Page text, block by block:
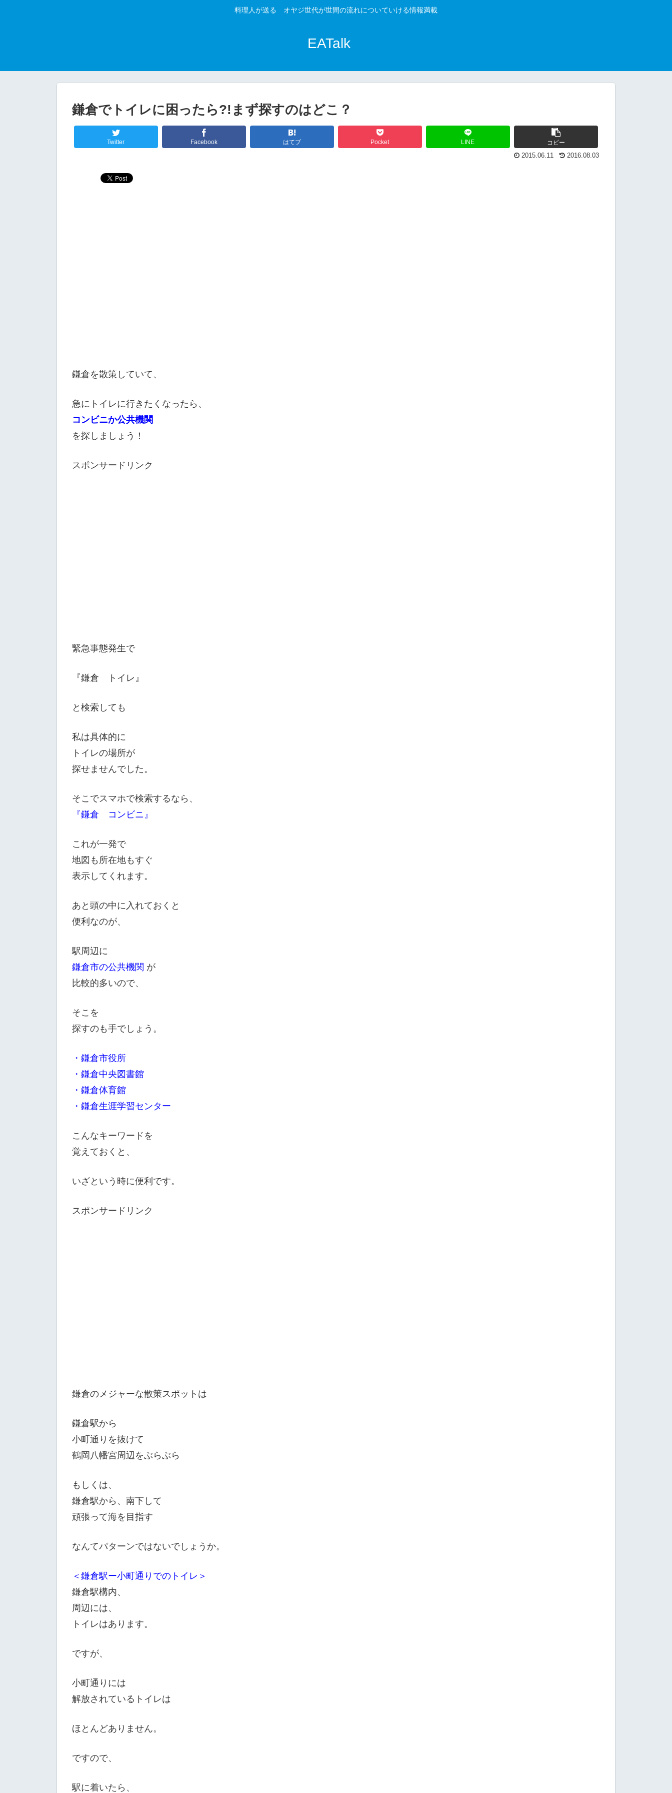
料理人が送る オヤジ世代が世間の流れについていける情報満載
EATalk
鎌倉でトイレに困ったら?!まず探すのはどこ？
Twitter Facebook はてブ Pocket LINE
コピー
2016.08.03
2015.06.11
鎌倉を散策していて、
急にトイレに行きたくなったら、
コンビニか公共機関
を探しましょう！
スポンサードリンク
緊急事態発生で
『鎌倉 トイレ』
と検索しても
私は具体的に
トイレの場所が
探せませんでした。
そこでスマホで検索するなら、
『鎌倉 コンビニ』
これが一発で
地図も所在地もすぐ
表示してくれます。
あと頭の中に入れておくと
便利なのが、
駅周辺に
鎌倉市の公共機関 が
比較的多いので、
そこを
探すのも手でしょう。
・鎌倉市役所
・鎌倉中央図書館
・鎌倉体育館
・鎌倉生涯学習センター
こんなキーワードを
覚えておくと、
いざという時に便利です。
スポンサードリンク
鎌倉のメジャーな散策スポットは
鎌倉駅から
小町通りを抜けて
鶴岡八幡宮周辺をぶらぶら
もしくは、
鎌倉駅から、南下して
頑張って海を目指す
なんてパターンではないでしょうか。
＜鎌倉駅ー小町通りでのトイレ＞
鎌倉駅構内、
周辺には、
トイレはあります。
ですが、
小町通りには
解放されているトイレは
ほとんどありません。
ですので、
駅に着いたら、